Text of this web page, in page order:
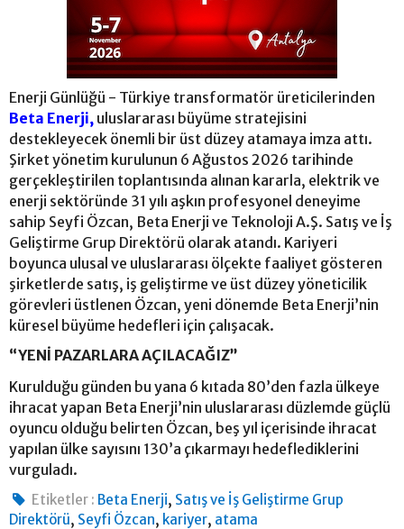
Enerji Günlüğü - Türkiye transformatör üreticilerinden
Beta Enerji, uluslararası büyüme stratejisini
destekleyecek önemli bir üst düzey atamaya imza attı.
Şirket yönetim kurulunun 6 Ağustos 2026 tarihinde
gerçekleştirilen toplantısında alınan kararla, elektrik ve
enerji sektöründe 31 yılı aşkın profesyonel deneyime
sahip Seyfi Özcan, Beta Enerji ve Teknoloji A.Ş. Satış ve İş
Geliştirme Grup Direktörü olarak atandı. Kariyeri
boyunca ulusal ve uluslararası ölçekte faaliyet gösteren
şirketlerde satış, iş geliştirme ve üst düzey yöneticilik
görevleri üstlenen Özcan, yeni dönemde Beta Enerji’nin
küresel büyüme hedefleri için çalışacak.
“YENİ PAZARLARA AÇILACAĞIZ”
Kurulduğu günden bu yana 6 kıtada 80’den fazla ülkeye
ihracat yapan Beta Enerji’nin uluslararası düzlemde güçlü
oyuncu olduğu belirten Özcan, beş yıl içerisinde ihracat
yapılan ülke sayısını 130’a çıkarmayı hedeflediklerini
vurguladı.
Etiketler : Beta Enerji, Satış ve İş Geliştirme Grup
Direktörü, Seyfi Özcan, kariyer, atama